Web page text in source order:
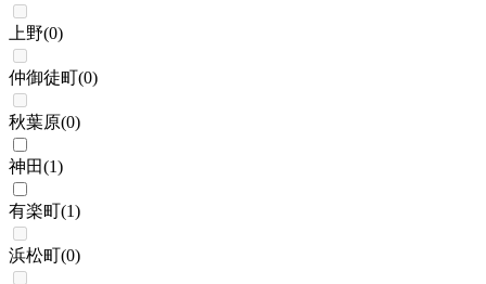
上野(0)
仲御徒町(0)
秋葉原(0)
神田(1)
有楽町(1)
浜松町(0)